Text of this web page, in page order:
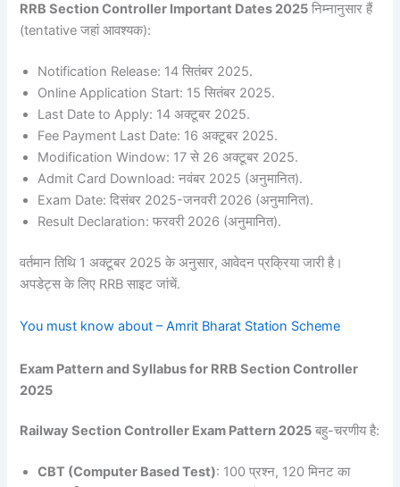
RRB Section Controller Important Dates 2025 निम्नानुसार हैं
(tentative जहां आवश्यक):
Notification Release: 14 सितंबर 2025.
Online Application Start: 15 सितंबर 2025.
Last Date to Apply: 14 अक्टूबर 2025.
Fee Payment Last Date: 16 अक्टूबर 2025.
Modification Window: 17 से 26 अक्टूबर 2025.
Admit Card Download: नवंबर 2025 (अनुमानित).
Exam Date: दिसंबर 2025-जनवरी 2026 (अनुमानित).
Result Declaration: फरवरी 2026 (अनुमानित).
वर्तमान तिथि 1 अक्टूबर 2025 के अनुसार, आवेदन प्रक्रिया जारी है।
अपडेट्स के लिए RRB साइट जांचें.
You must know about – Amrit Bharat Station Scheme
Exam Pattern and Syllabus for RRB Section Controller
2025
Railway Section Controller Exam Pattern 2025 बहु-चरणीय है:
CBT (Computer Based Test): 100 प्रश्न, 120 मिनट का